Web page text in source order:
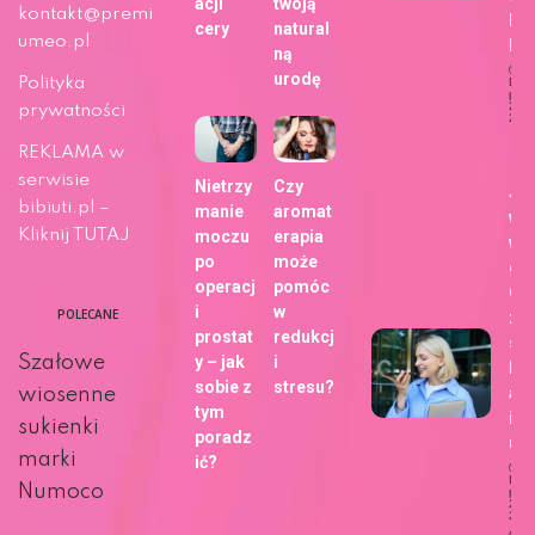
kontakt@premi
umeo.pl
Polityka
prywatności
REKLAMA w
serwisie
bibiuti.pl –
Kliknij TUTAJ
POLECANE
Szałowe
wiosenne
sukienki
marki
Numoco
acji
cery
twoją
natural
ną
urodę
Nietrzy
manie
moczu
po
operacj
i
prostat
y – jak
sobie z
tym
poradz
ić?
Czy
aromat
erapia
może
pomóc
w
redukcj
i
stresu?
29
u?
27